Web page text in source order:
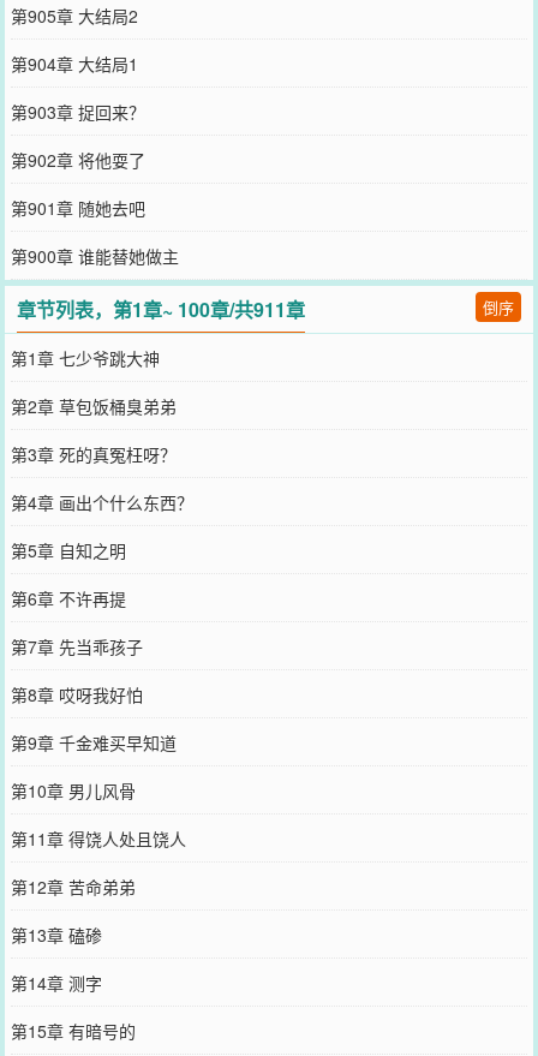
第905章 大结局2
第904章 大结局1
第903章 捉回来？
第902章 将他耍了
第901章 随她去吧
第900章 谁能替她做主
章节列表，第1章~ 100章/共911章 倒序
第1章 七少爷跳大神
第2章 草包饭桶臭弟弟
第3章 死的真冤枉呀？
第4章 画出个什么东西？
第5章 自知之明
第6章 不许再提
第7章 先当乖孩子
第8章 哎呀我好怕
第9章 千金难买早知道
第10章 男儿风骨
第11章 得饶人处且饶人
第12章 苦命弟弟
第13章 磕碜
第14章 测字
第15章 有暗号的